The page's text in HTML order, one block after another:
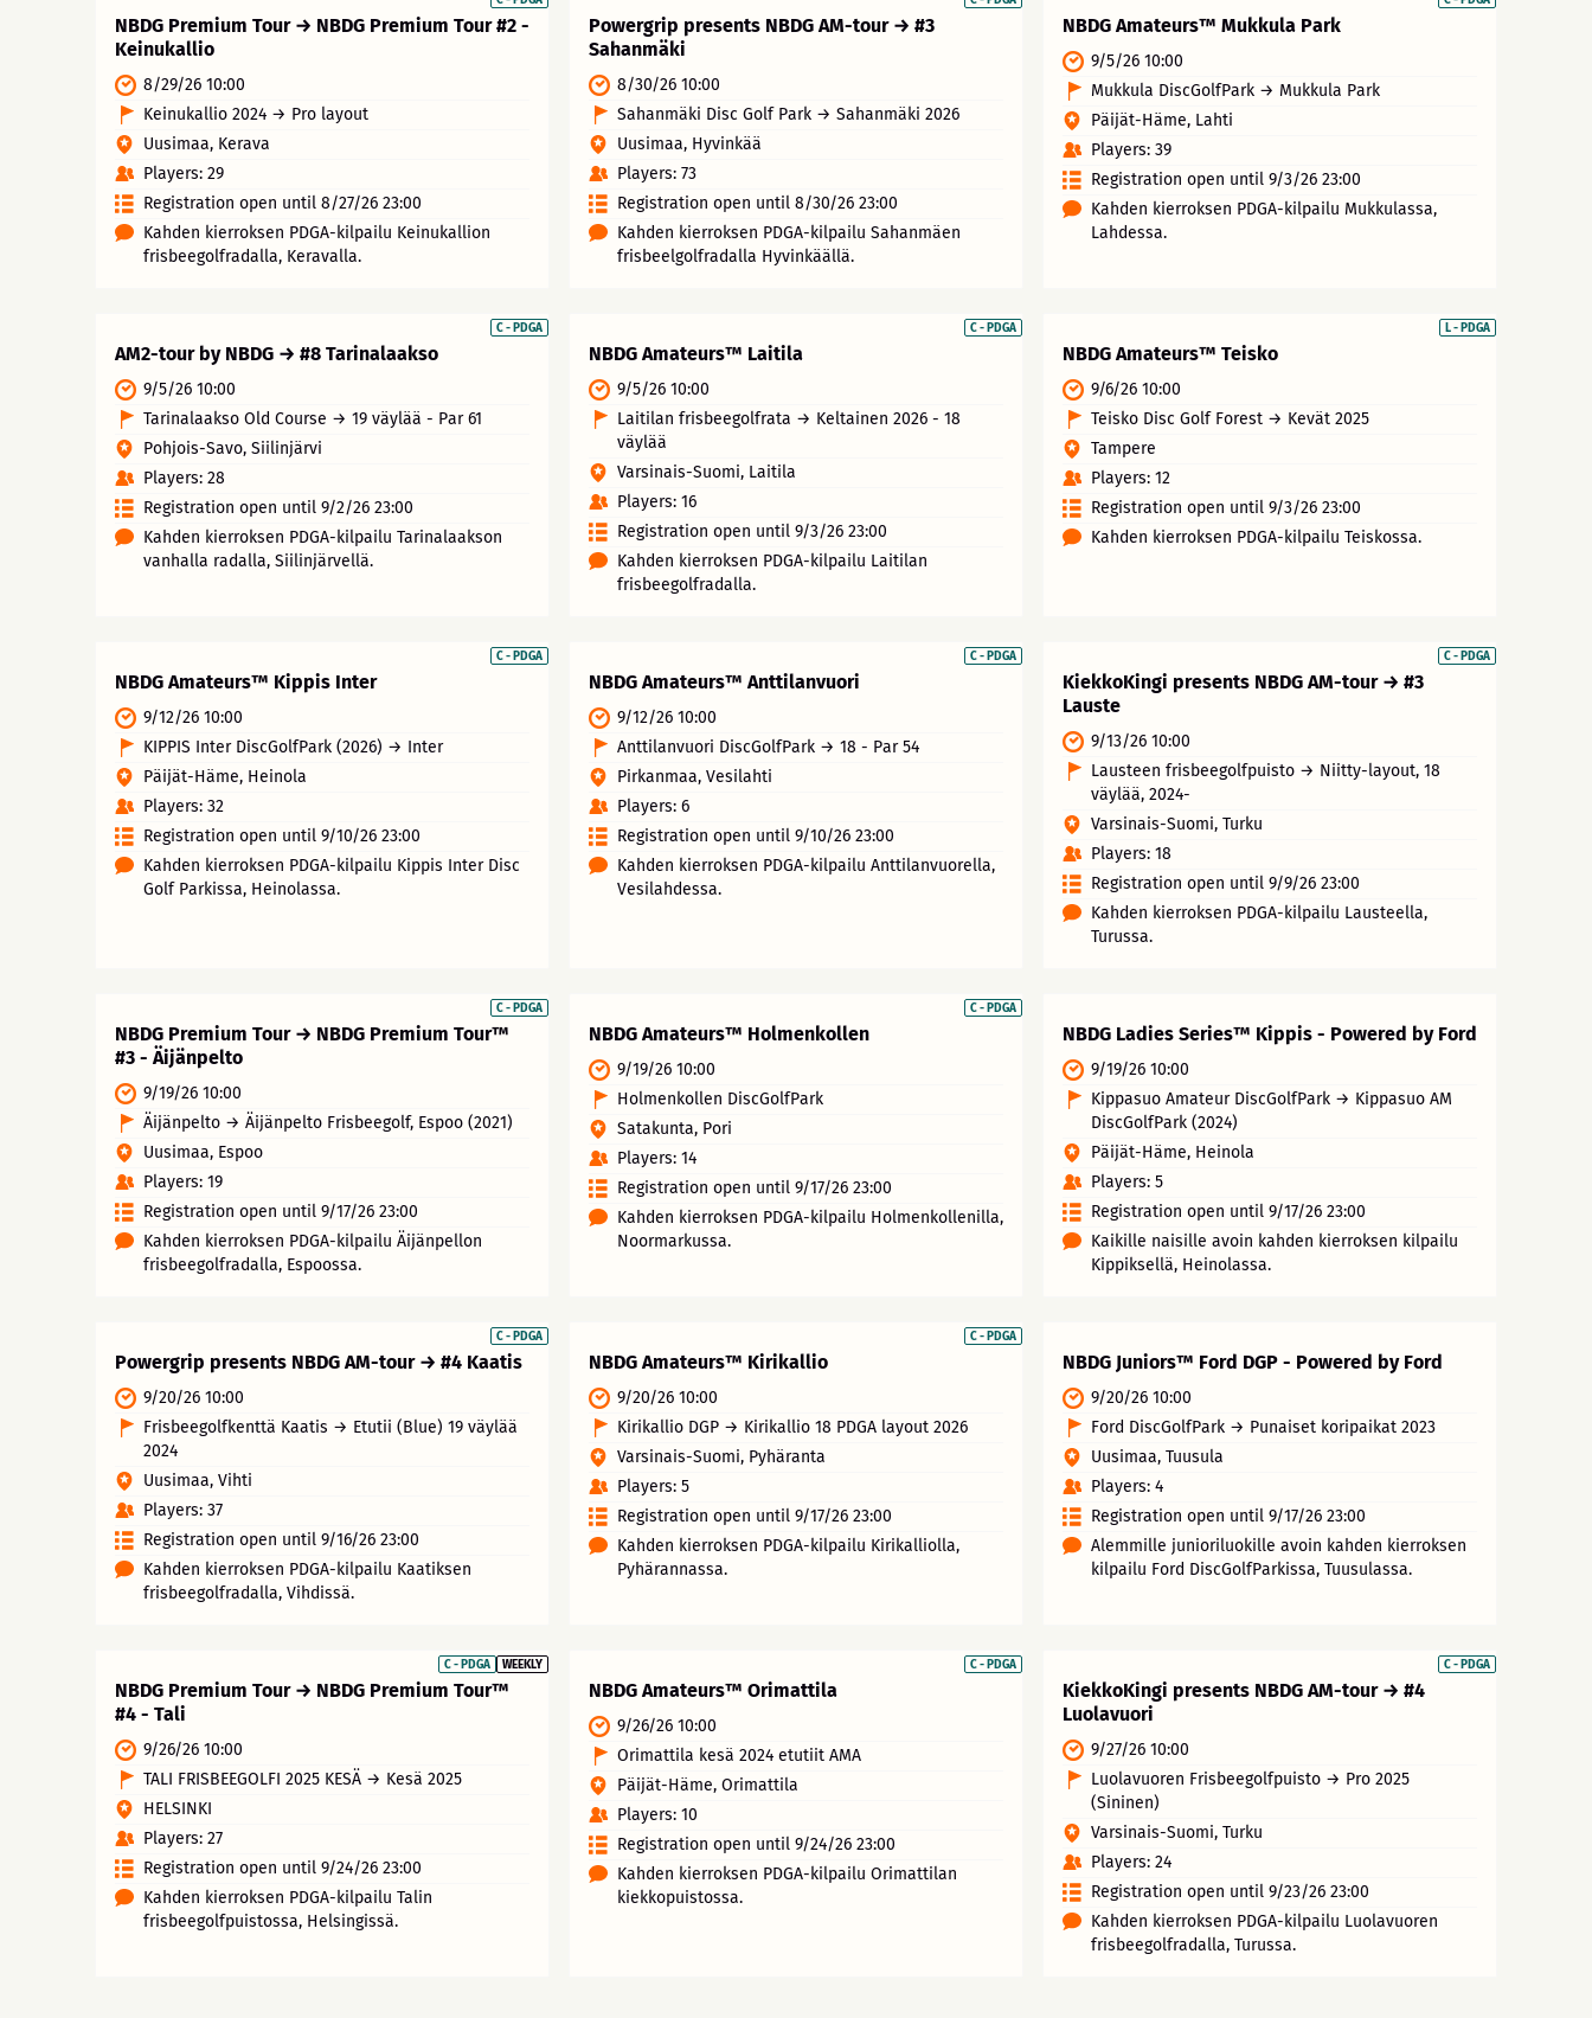
NBDG Premium Tour → NBDG Premium Tour #2 -
Keinukallio
8/29/26 10:00
Keinukallio 2024 → Pro layout
Uusimaa, Kerava
Players: 29
Registration open until 8/27/26 23:00
Kahden kierroksen PDGA-kilpailu Keinukallion
frisbeegolfradalla, Keravalla.
Powergrip presents NBDG AM-tour → #3
Sahanmäki
8/30/26 10:00
Sahanmäki Disc Golf Park → Sahanmäki 2026
Uusimaa, Hyvinkää
Players: 73
Registration open until 8/30/26 23:00
Kahden kierroksen PDGA-kilpailu Sahanmäen
frisbeelgolfradalla Hyvinkäällä.
NBDG Amateurs™ Mukkula Park
9/5/26 10:00
Mukkula DiscGolfPark → Mukkula Park
Päijät-Häme, Lahti
Players: 39
Registration open until 9/3/26 23:00
Kahden kierroksen PDGA-kilpailu Mukkulassa,
Lahdessa.
AM2-tour by NBDG → #8 Tarinalaakso
C - PDGA
9/5/26 10:00
Tarinalaakso Old Course → 19 väylää - Par 61
Pohjois-Savo, Siilinjärvi
Players: 28
Registration open until 9/2/26 23:00
Kahden kierroksen PDGA-kilpailu Tarinalaakson
vanhalla radalla, Siilinjärvellä.
NBDG Amateurs™ Laitila
C - PDGA
9/5/26 10:00
Laitilan frisbeegolfrata → Keltainen 2026 - 18
väylää
Varsinais-Suomi, Laitila
Players: 16
Registration open until 9/3/26 23:00
Kahden kierroksen PDGA-kilpailu Laitilan
frisbeegolfradalla.
NBDG Amateurs™ Teisko
L - PDGA
9/6/26 10:00
Teisko Disc Golf Forest → Kevät 2025
Tampere
Players: 12
Registration open until 9/3/26 23:00
Kahden kierroksen PDGA-kilpailu Teiskossa.
NBDG Amateurs™ Kippis Inter
C - PDGA
9/12/26 10:00
KIPPIS Inter DiscGolfPark (2026) → Inter
Päijät-Häme, Heinola
Players: 32
Registration open until 9/10/26 23:00
Kahden kierroksen PDGA-kilpailu Kippis Inter Disc
Golf Parkissa, Heinolassa.
NBDG Amateurs™ Anttilanvuori
C - PDGA
9/12/26 10:00
Anttilanvuori DiscGolfPark → 18 - Par 54
Pirkanmaa, Vesilahti
Players: 6
Registration open until 9/10/26 23:00
Kahden kierroksen PDGA-kilpailu Anttilanvuorella,
Vesilahdessa.
KiekkoKingi presents NBDG AM-tour → #3
Lauste
C - PDGA
9/13/26 10:00
Lausteen frisbeegolfpuisto → Niitty-layout, 18
väylää, 2024-
Varsinais-Suomi, Turku
Players: 18
Registration open until 9/9/26 23:00
Kahden kierroksen PDGA-kilpailu Lausteella,
Turussa.
NBDG Premium Tour → NBDG Premium Tour™
#3 - Äijänpelto
C - PDGA
9/19/26 10:00
Äijänpelto → Äijänpelto Frisbeegolf, Espoo (2021)
Uusimaa, Espoo
Players: 19
Registration open until 9/17/26 23:00
Kahden kierroksen PDGA-kilpailu Äijänpellon
frisbeegolfradalla, Espoossa.
NBDG Amateurs™ Holmenkollen
C - PDGA
9/19/26 10:00
Holmenkollen DiscGolfPark
Satakunta, Pori
Players: 14
Registration open until 9/17/26 23:00
Kahden kierroksen PDGA-kilpailu Holmenkollenilla,
Noormarkussa.
NBDG Ladies Series™ Kippis - Powered by Ford
9/19/26 10:00
Kippasuo Amateur DiscGolfPark → Kippasuo AM
DiscGolfPark (2024)
Päijät-Häme, Heinola
Players: 5
Registration open until 9/17/26 23:00
Kaikille naisille avoin kahden kierroksen kilpailu
Kippiksellä, Heinolassa.
Powergrip presents NBDG AM-tour → #4 Kaatis
C - PDGA
9/20/26 10:00
Frisbeegolfkenttä Kaatis → Etutii (Blue) 19 väylää
2024
Uusimaa, Vihti
Players: 37
Registration open until 9/16/26 23:00
Kahden kierroksen PDGA-kilpailu Kaatiksen
frisbeegolfradalla, Vihdissä.
NBDG Amateurs™ Kirikallio
C - PDGA
9/20/26 10:00
Kirikallio DGP → Kirikallio 18 PDGA layout 2026
Varsinais-Suomi, Pyhäranta
Players: 5
Registration open until 9/17/26 23:00
Kahden kierroksen PDGA-kilpailu Kirikalliolla,
Pyhärannassa.
NBDG Juniors™ Ford DGP - Powered by Ford
9/20/26 10:00
Ford DiscGolfPark → Punaiset koripaikat 2023
Uusimaa, Tuusula
Players: 4
Registration open until 9/17/26 23:00
Alemmille junioriluokille avoin kahden kierroksen
kilpailu Ford DiscGolfParkissa, Tuusulassa.
NBDG Premium Tour → NBDG Premium Tour™
#4 - Tali
C - PDGA WEEKLY
9/26/26 10:00
TALI FRISBEEGOLFI 2025 KESÄ → Kesä 2025
HELSINKI
Players: 27
Registration open until 9/24/26 23:00
Kahden kierroksen PDGA-kilpailu Talin
frisbeegolfpuistossa, Helsingissä.
NBDG Amateurs™ Orimattila
C - PDGA
9/26/26 10:00
Orimattila kesä 2024 etutiit AMA
Päijät-Häme, Orimattila
Players: 10
Registration open until 9/24/26 23:00
Kahden kierroksen PDGA-kilpailu Orimattilan
kiekkopuistossa.
KiekkoKingi presents NBDG AM-tour → #4
Luolavuori
C - PDGA
9/27/26 10:00
Luolavuoren Frisbeegolfpuisto → Pro 2025
(Sininen)
Varsinais-Suomi, Turku
Players: 24
Registration open until 9/23/26 23:00
Kahden kierroksen PDGA-kilpailu Luolavuoren
frisbeegolfradalla, Turussa.